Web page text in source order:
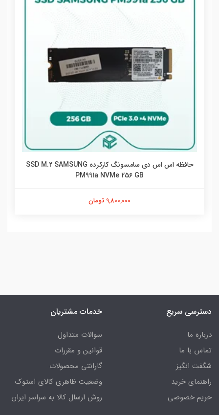
حافظه اس اس دی سامسونگ کارکرده SSD M.2 SAMSUNG
PM991a NVMe 256 GB
9,800,000 تومان
دسترسی سریع
درباره ما
تماس با ما
شگفت انگیز
راهنمای خرید
حریم خصوصی
خدمات مشتریان
سوالات متداول
قوانین و مقررات
گارانتی محصولات
وضعیت ظاهری کالای استوک
روش ارسال کالا به سراسر ایران